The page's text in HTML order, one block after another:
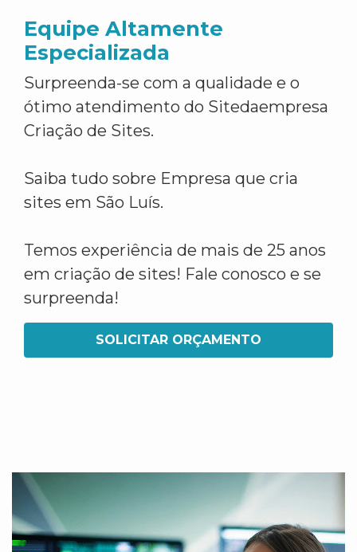
Equipe Altamente
Especializada
Surpreenda-se com a qualidade e o
ótimo atendimento do Sitedaempresa
Criação de Sites.
Saiba tudo sobre Empresa que cria
sites em São Luís.
Temos experiência de mais de 25 anos
em criação de sites! Fale conosco e se
surpreenda!
SOLICITAR ORÇAMENTO